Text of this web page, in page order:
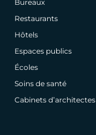
Bureaux
Restaurants
Hôtels
Espaces publics
Écoles
Soins de santé
Cabinets d’architectes